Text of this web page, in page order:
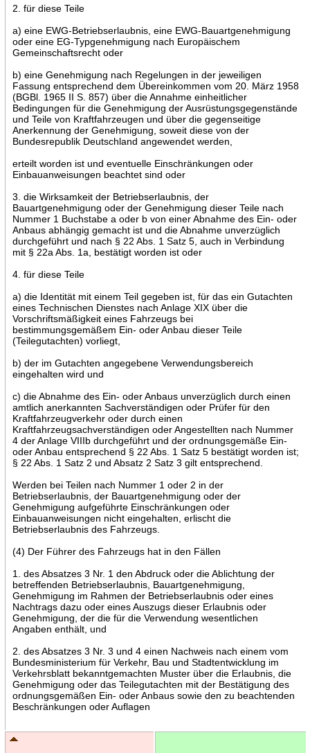
2. für diese Teile
a) eine EWG-Betriebserlaubnis, eine EWG-Bauartgenehmigung
oder eine EG-Typgenehmigung nach Europäischem
Gemeinschaftsrecht oder
b) eine Genehmigung nach Regelungen in der jeweiligen
Fassung entsprechend dem Übereinkommen vom 20. März 1958
(BGBl. 1965 II S. 857) über die Annahme einheitlicher
Bedingungen für die Genehmigung der Ausrüstungsgegenstände
und Teile von Kraftfahrzeugen und über die gegenseitige
Anerkennung der Genehmigung, soweit diese von der
Bundesrepublik Deutschland angewendet werden,
erteilt worden ist und eventuelle Einschränkungen oder
Einbauanweisungen beachtet sind oder
3. die Wirksamkeit der Betriebserlaubnis, der
Bauartgenehmigung oder der Genehmigung dieser Teile nach
Nummer 1 Buchstabe a oder b von einer Abnahme des Ein- oder
Anbaus abhängig gemacht ist und die Abnahme unverzüglich
durchgeführt und nach § 22 Abs. 1 Satz 5, auch in Verbindung
mit § 22a Abs. 1a, bestätigt worden ist oder
4. für diese Teile
a) die Identität mit einem Teil gegeben ist, für das ein Gutachten
eines Technischen Dienstes nach Anlage XIX über die
Vorschriftsmäßigkeit eines Fahrzeugs bei
bestimmungsgemäßem Ein- oder Anbau dieser Teile
(Teilegutachten) vorliegt,
b) der im Gutachten angegebene Verwendungsbereich
eingehalten wird und
c) die Abnahme des Ein- oder Anbaus unverzüglich durch einen
amtlich anerkannten Sachverständigen oder Prüfer für den
Kraftfahrzeugverkehr oder durch einen
Kraftfahrzeugsachverständigen oder Angestellten nach Nummer
4 der Anlage VIIIb durchgeführt und der ordnungsgemäße Ein-
oder Anbau entsprechend § 22 Abs. 1 Satz 5 bestätigt worden ist;
§ 22 Abs. 1 Satz 2 und Absatz 2 Satz 3 gilt entsprechend.
Werden bei Teilen nach Nummer 1 oder 2 in der
Betriebserlaubnis, der Bauartgenehmigung oder der
Genehmigung aufgeführte Einschränkungen oder
Einbauanweisungen nicht eingehalten, erlischt die
Betriebserlaubnis des Fahrzeugs.
(4) Der Führer des Fahrzeugs hat in den Fällen
1. des Absatzes 3 Nr. 1 den Abdruck oder die Ablichtung der
betreffenden Betriebserlaubnis, Bauartgenehmigung,
Genehmigung im Rahmen der Betriebserlaubnis oder eines
Nachtrags dazu oder eines Auszugs dieser Erlaubnis oder
Genehmigung, der die für die Verwendung wesentlichen
Angaben enthält, und
2. des Absatzes 3 Nr. 3 und 4 einen Nachweis nach einem vom
Bundesministerium für Verkehr, Bau und Stadtentwicklung im
Verkehrsblatt bekanntgemachten Muster über die Erlaubnis, die
Genehmigung oder das Teilegutachten mit der Bestätigung des
ordnungsgemäßen Ein- oder Anbaus sowie den zu beachtenden
Beschränkungen oder Auflagen